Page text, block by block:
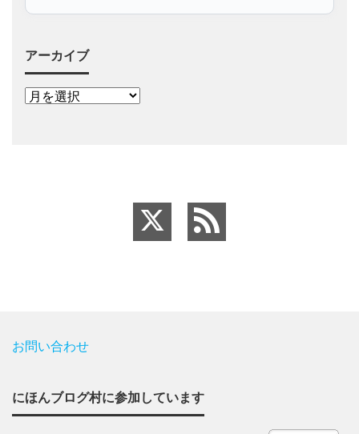
アーカイブ
お問い合わせ
にほんブログ村に参加しています